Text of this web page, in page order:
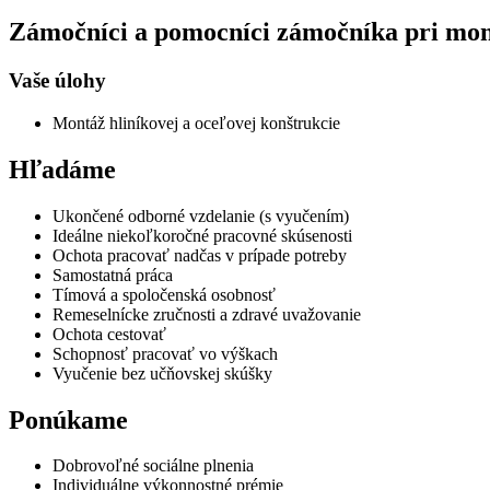
Zámočníci a pomocníci zámočníka pri
Vaše úlohy
Montáž hliníkovej a oceľovej konštrukcie
Hľadáme
Ukončené odborné vzdelanie (s vyučením)
Ideálne niekoľkoročné pracovné skúsenosti
Ochota pracovať nadčas v prípade potreby
Samostatná práca
Tímová a spoločenská osobnosť
Remeselnícke zručnosti a zdravé uvažovanie
Ochota cestovať
Schopnosť pracovať vo výškach
Vyučenie bez učňovskej skúšky
Ponúkame
Dobrovoľné sociálne plnenia
Individuálne výkonnostné prémie